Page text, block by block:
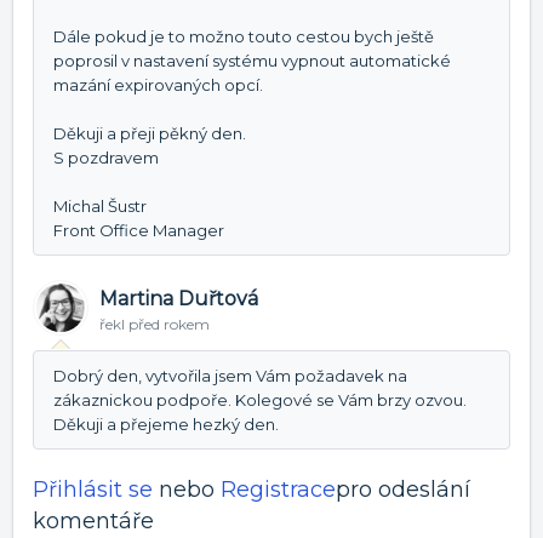
Dále pokud je to možno touto cestou bych ještě
poprosil v nastavení systému vypnout automatické
mazání expirovaných opcí.
Děkuji a přeji pěkný den.
S pozdravem
Michal Šustr
Front Office Manager
Martina Duřtová
řekl před rokem
Dobrý den, vytvořila jsem Vám požadavek na
zákaznickou podpoře. Kolegové se Vám brzy ozvou.
Děkuji a přejeme hezký den.
Přihlásit se nebo Registracepro odeslání
komentáře